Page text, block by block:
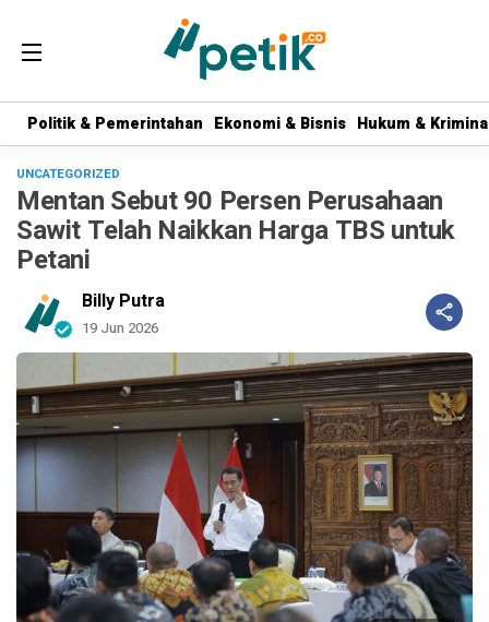
Politik & Pemerintahan Ekonomi & Bisnis Hukum &
Politik & Pemerintahan Ekonomi & Bisnis Hukum &
UNCATEGORIZED
Mentan Sebut 90 Persen Perusahaan
Sawit Telah Naikkan Harga TBS untuk
Petani
Billy Putra
19 Jun 2026